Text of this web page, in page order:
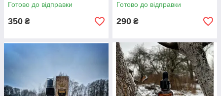
Готово до відправки
350 ₴
Готово до відправки
290 ₴